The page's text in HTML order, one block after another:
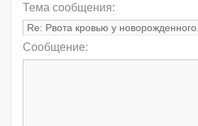
Тема сообщения:
Сообщение: